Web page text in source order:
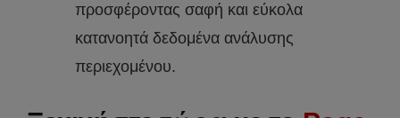
προσφέροντας σαφή και εύκολα
κατανοητά δεδομένα ανάλυσης
περιεχομένου.